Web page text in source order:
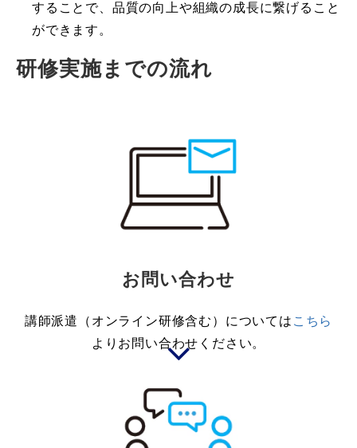
することで、品質の向上や組織の成長に繋げること
ができます。
研修実施までの流れ
お問い合わせ
講師派遣（オンライン研修含む）については こちら
よりお問い合わせください。